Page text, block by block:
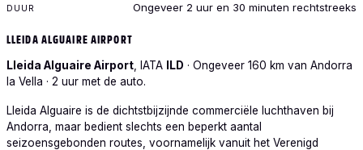
Ongeveer 2 uur en 30 minuten rechtstreeks
LLEIDA ALGUAIRE AIRPORT
Lleida Alguaire Airport , IATA ILD · Ongeveer 160 km van Andorra
la Vella · 2 uur met de auto.
Lleida Alguaire is de dichtstbijzijnde commerciële luchthaven bij
Andorra, maar bedient slechts een beperkt aantal
seizoensgebonden routes, voornamelijk vanuit het Verenigd